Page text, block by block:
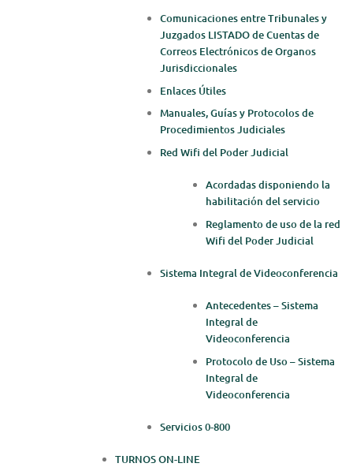
Comunicaciones entre Tribunales y
Juzgados LISTADO de Cuentas de
Correos Electrónicos de Organos
Jurisdiccionales
Enlaces Útiles
Manuales, Guías y Protocolos de
Procedimientos Judiciales
Red Wifi del Poder Judicial
Acordadas disponiendo la
habilitación del servicio​
Reglamento de uso de la red
Wifi del Poder Judicial
Sistema Integral de Videoconferencia
Antecedentes – Sistema
Integral de
Videoconferencia
Protocolo de Uso – Sistema
Integral de
Videoconferencia
Servicios 0-800
TURNOS ON-LINE